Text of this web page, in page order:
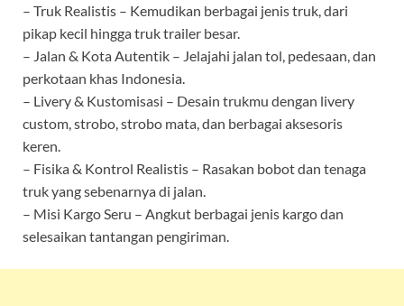
– Truk Realistis – Kemudikan berbagai jenis truk, dari
pikap kecil hingga truk trailer besar.
– Jalan & Kota Autentik – Jelajahi jalan tol, pedesaan, dan
perkotaan khas Indonesia.
– Livery & Kustomisasi – Desain trukmu dengan livery
custom, strobo, strobo mata, dan berbagai aksesoris
keren.
– Fisika & Kontrol Realistis – Rasakan bobot dan tenaga
truk yang sebenarnya di jalan.
– Misi Kargo Seru – Angkut berbagai jenis kargo dan
selesaikan tantangan pengiriman.